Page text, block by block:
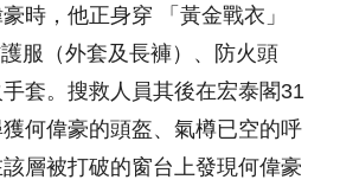
時，他正身穿 「黃金戰衣」
服（外套及長褲）、防火頭
套。搜救人員其後在宏泰閣31
何偉豪的頭盔、氣樽已空的呼
層被打破的窗台上發現何偉豪